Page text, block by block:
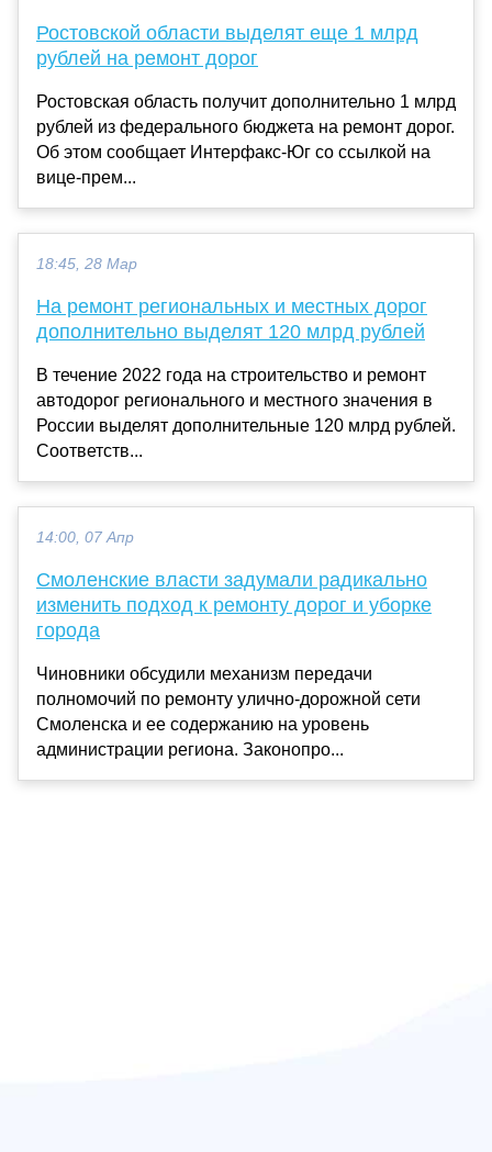
Ростовской области выделят еще 1 млрд
рублей на ремонт дорог
Ростовская область получит дополнительно 1 млрд
рублей из федерального бюджета на ремонт дорог.
Об этом сообщает Интерфакс-Юг со ссылкой на
вице-прем...
18:45, 28 Мар
На ремонт региональных и местных дорог
дополнительно выделят 120 млрд рублей
В течение 2022 года на строительство и ремонт
автодорог регионального и местного значения в
России выделят дополнительные 120 млрд рублей.
Соответств...
14:00, 07 Апр
Смоленские власти задумали радикально
изменить подход к ремонту дорог и уборке
города
Чиновники обсудили механизм передачи
полномочий по ремонту улично-дорожной сети
Смоленска и ее содержанию на уровень
администрации региона. Законопро...